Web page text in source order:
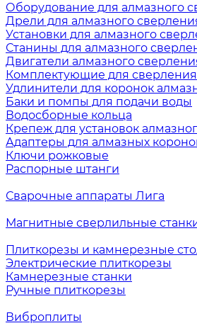
Оборудование для алмазного
Дрели для алмазного
Установки для алмазного
Станины для алмазного
Двигатели алмазного
Комплектующие для сверления
Удлинители для коронок
Баки и помпы для подачи воды
Водосборные кольца
Крепеж для установок
Адаптеры для алмазных
Ключи рожковые
Распорные штанги
Сварочные аппараты Лига
Магнитные сверлильные
Плиткорезы и камнерезные
Электрические плиткорезы
Камнерезные станки
Ручные плиткорезы
Виброплиты